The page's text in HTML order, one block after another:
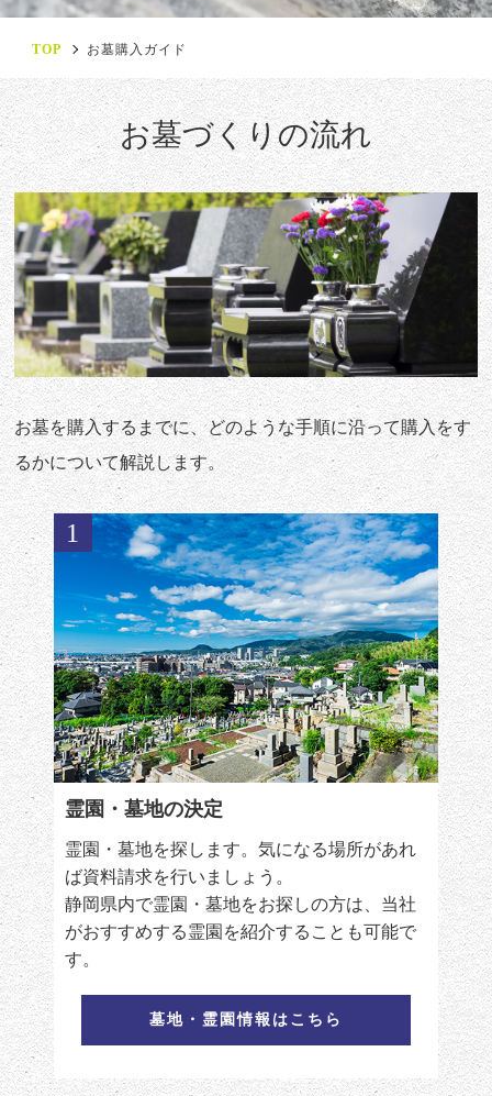
TOP お墓購入ガイド
お墓づくりの流れ
お墓を購入するまでに、どのような手順に沿って購入をす
るかについて解説します。
1
霊園・墓地の決定
霊園・墓地を探します。気になる場所があれ
ば資料請求を行いましょう。
静岡県内で霊園・墓地をお探しの方は、当社
がおすすめする霊園を紹介することも可能で
す。
墓地・霊園情報はこちら